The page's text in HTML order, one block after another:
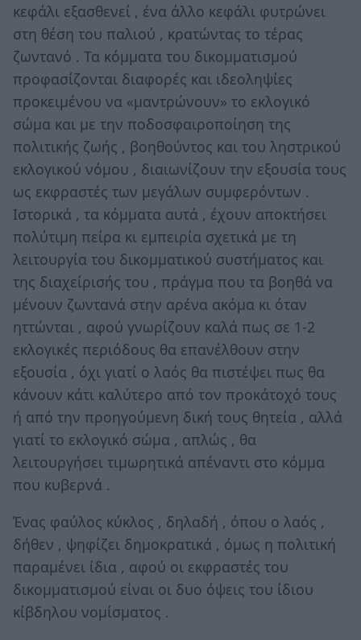
κεφάλι εξασθενεί , ένα άλλο κεφάλι φυτρώνει
στη θέση του παλιού , κρατώντας το τέρας
ζωντανό . Τα κόμματα του δικομματισμού
προφασίζονται διαφορές και ιδεοληψίες
προκειμένου να «μαντρώνουν» το εκλογικό
σώμα και με την ποδοσφαιροποίηση της
πολιτικής ζωής , βοηθούντος και του ληστρικού
εκλογικού νόμου , διαιωνίζουν την εξουσία τους
ως εκφραστές των μεγάλων συμφερόντων .
Ιστορικά , τα κόμματα αυτά , έχουν αποκτήσει
πολύτιμη πείρα κι εμπειρία σχετικά με τη
λειτουργία του δικομματικού συστήματος και
της διαχείρισής του , πράγμα που τα βοηθά να
μένουν ζωντανά στην αρένα ακόμα κι όταν
ηττώνται , αφού γνωρίζουν καλά πως σε 1-2
εκλογικές περιόδους θα επανέλθουν στην
εξουσία , όχι γιατί ο λαός θα πιστέψει πως θα
κάνουν κάτι καλύτερο από τον προκάτοχό τους
ή από την προηγούμενη δική τους θητεία , αλλά
γιατί το εκλογικό σώμα , απλώς , θα
λειτουργήσει τιμωρητικά απέναντι στο κόμμα
που κυβερνά .
Ένας φαύλος κύκλος , δηλαδή , όπου ο λαός ,
δήθεν , ψηφίζει δημοκρατικά , όμως η πολιτική
παραμένει ίδια , αφού οι εκφραστές του
δικομματισμού είναι οι δυο όψεις του ίδιου
κίβδηλου νομίσματος .